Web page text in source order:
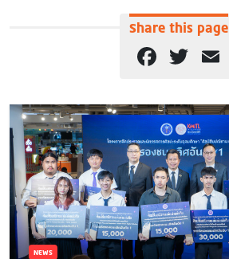
Share this page
Facebook
Twitter
NEWS